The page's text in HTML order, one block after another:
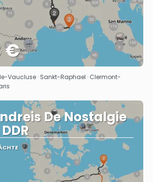
€
Sehen
Vaucluse · Sankt-Raphael · Clermont-
De Nostalgie